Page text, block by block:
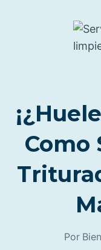
Como
Por